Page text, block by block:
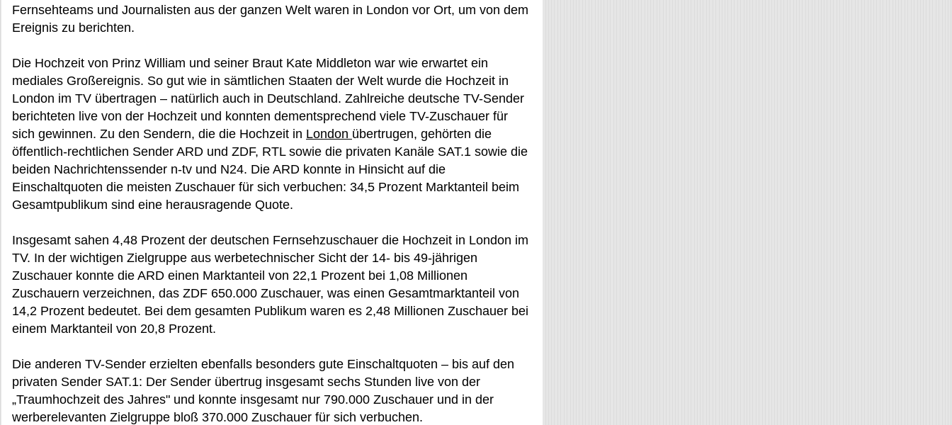
Fernsehteams und Journalisten aus der ganzen Welt waren in London vor Ort, um von dem
Ereignis zu berichten.
Die Hochzeit von Prinz William und seiner Braut Kate Middleton war wie erwartet ein
mediales Großereignis. So gut wie in sämtlichen Staaten der Welt wurde die Hochzeit in
London im TV übertragen – natürlich auch in Deutschland. Zahlreiche deutsche TV-Sender
berichteten live von der Hochzeit und konnten dementsprechend viele TV-Zuschauer für
sich gewinnen. Zu den Sendern, die die Hochzeit in London übertrugen, gehörten die
öffentlich-rechtlichen Sender ARD und ZDF, RTL sowie die privaten Kanäle SAT.1 sowie die
beiden Nachrichtenssender n-tv und N24. Die ARD konnte in Hinsicht auf die
Einschaltquoten die meisten Zuschauer für sich verbuchen: 34,5 Prozent Marktanteil beim
Gesamtpublikum sind eine herausragende Quote.
Insgesamt sahen 4,48 Prozent der deutschen Fernsehzuschauer die Hochzeit in London im
TV. In der wichtigen Zielgruppe aus werbetechnischer Sicht der 14- bis 49-jährigen
Zuschauer konnte die ARD einen Marktanteil von 22,1 Prozent bei 1,08 Millionen
Zuschauern verzeichnen, das ZDF 650.000 Zuschauer, was einen Gesamtmarktanteil von
14,2 Prozent bedeutet. Bei dem gesamten Publikum waren es 2,48 Millionen Zuschauer bei
einem Marktanteil von 20,8 Prozent.
Die anderen TV-Sender erzielten ebenfalls besonders gute Einschaltquoten – bis auf den
privaten Sender SAT.1: Der Sender übertrug insgesamt sechs Stunden live von der
„Traumhochzeit des Jahres" und konnte insgesamt nur 790.000 Zuschauer und in der
werberelevanten Zielgruppe bloß 370.000 Zuschauer für sich verbuchen.